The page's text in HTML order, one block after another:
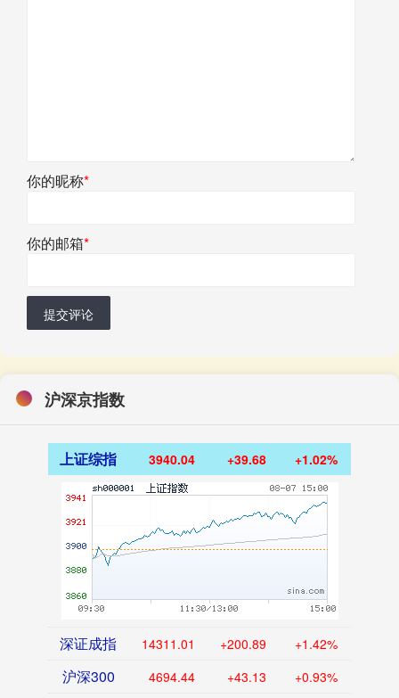
你的昵称*
你的邮箱*
提交评论
沪深京指数
上证综指 3940.04 +39.68 +1.02%
深证成指 14311.01 +200.89 +1.42%
沪深300 4694.44 +43.13 +0.93%